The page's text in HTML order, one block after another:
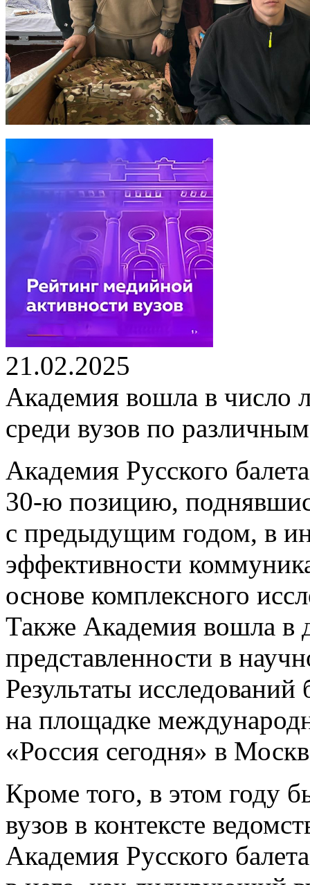
21.02.2025
Академия вошла в число
среди вузов по
Академия Русского
30-ю позицию,
с предыдущим годом, в
эффективности
основе комплексного
Также Академия вошла в
представленности в
Результаты
на площадке
«Россия сегодня» в
Кроме того, в этом году
вузов в контексте
Академия Русского